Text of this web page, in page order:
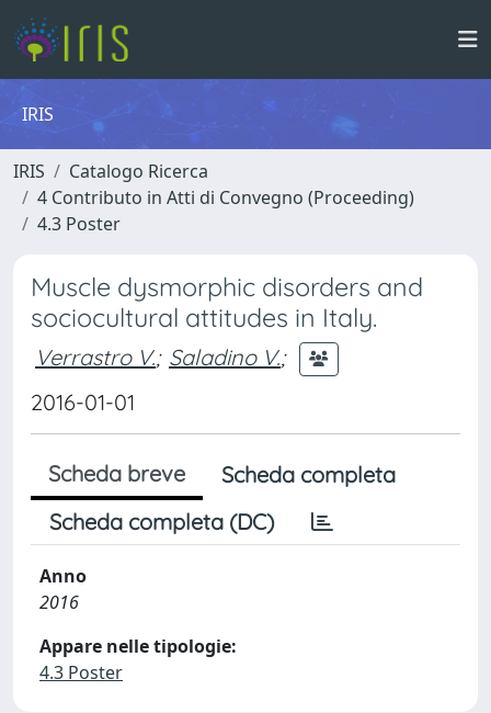
IRIS
IRIS
Catalogo Ricerca
4 Contributo in Atti di Convegno (Proceeding)
4.3 Poster
Muscle dysmorphic disorders and
sociocultural attitudes in Italy.
Verrastro V.; Saladino V.;
2016-01-01
Scheda breve
Scheda completa
Scheda completa (DC)
Anno
2016
Appare nelle tipologie:
4.3 Poster